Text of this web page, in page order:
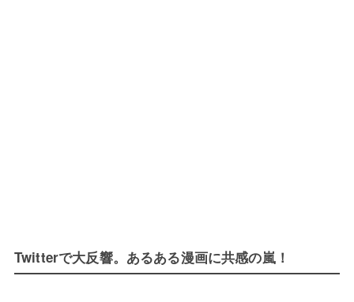
Twitterで大反響。あるある漫画に共感の嵐！